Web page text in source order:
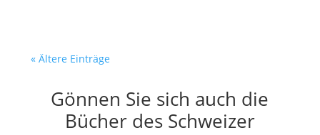
« Ältere Einträge
Gönnen Sie sich auch die
Bücher des Schweizer